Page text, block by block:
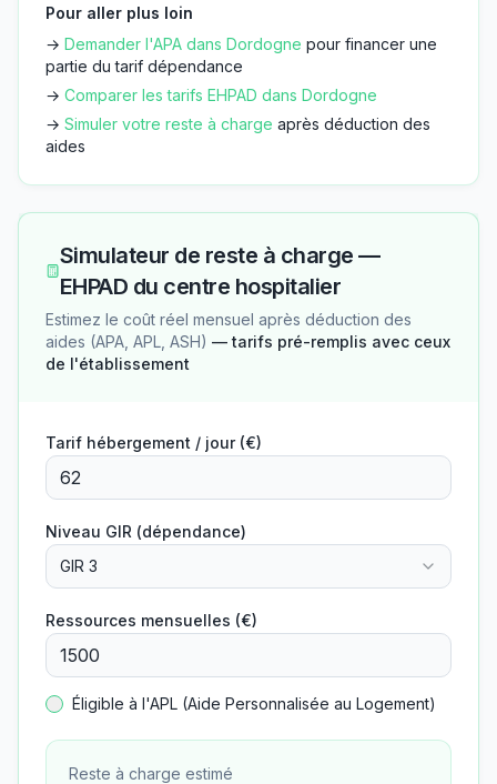
Pour aller plus loin
→ Demander l'APA dans Dordogne pour financer une
partie du tarif dépendance
→ Comparer les tarifs EHPAD dans Dordogne
→ Simuler votre reste à charge après déduction des
aides
Simulateur de reste à charge —
EHPAD du centre hospitalier
Estimez le coût réel mensuel après déduction des
aides (APA, APL, ASH) — tarifs pré-remplis avec ceux
de l'établissement
Tarif hébergement / jour (€)
Niveau GIR (dépendance)
GIR 3
Ressources mensuelles (€)
Éligible à l'APL (Aide Personnalisée au Logement)
Reste à charge estimé